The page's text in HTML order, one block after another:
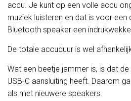
accu. Je kunt op een volle accu
muziek luisteren en dat is voor
Bluetooth speaker een
De totale accuduur is wel
Wat een beetje jammer is, is dat
USB-C aansluiting heeft. Daarom
als met nieuwere speakers.